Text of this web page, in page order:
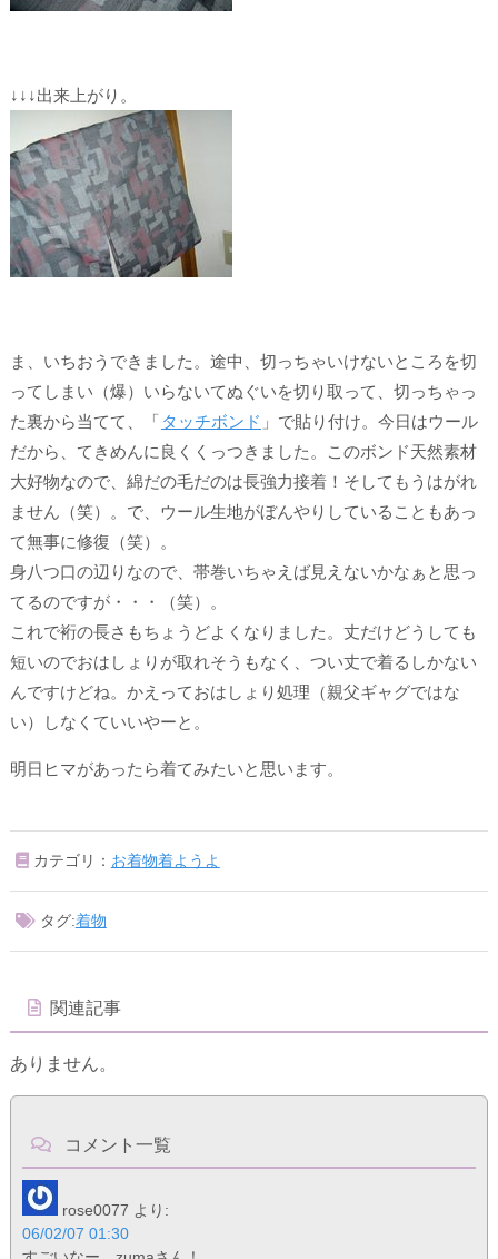
↓↓↓出来上がり。
ま、いちおうできました。途中、切っちゃいけないところを切
ってしまい （爆）いらないてぬぐいを切り取って、切っちゃっ
た裏から当てて、「 タッチボンド 」で貼り付け。今日はウール
だから、てきめんに良くくっつきました。このボンド天然素材
大好物なので、綿だの毛だのは長強力接着！そしてもうはがれ
ません（笑）。で、ウール生地がぼんやりしていることもあっ
て無事に修復（笑）。
身八つ口の辺りなので、帯巻いちゃえば見えないかなぁと思っ
てるのですが・・・（笑）。
これで裄の長さもちょうどよくなりました。丈だけどうしても
短いのでおはしょりが取れそうもなく、 つい丈で着るしかない
んですけどね。かえっておはしょり処理（親父ギャグではな
い）しなくていいやーと。
明日ヒマがあったら着てみたいと思います。
カテゴリ： お着物着ようよ
タグ:着物
関連記事
ありません。
コメント一覧
rose0077 より:
06/02/07 01:30